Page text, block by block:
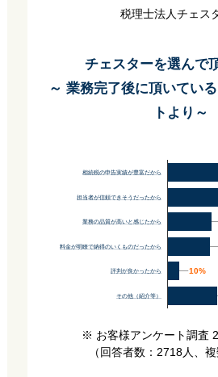
税理士法人チェス
チェスターを選んで
～ 業務完了後に頂いてい
トより～
相続税の申告実績が豊富だから
担当者が信頼できそうだったから
業務の品質が高いと感じたから
料金が明瞭で納得のいくものだったから
評判が良かったから
その他（紹介等）
10%
10%
※ お客様アンケート調査
（回答者数：2718人、複